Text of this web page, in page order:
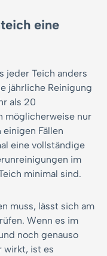
eine
jeder Teich anders
jährliche Reinigung
als 20
möglicherweise nur
Fällen
eine vollständige
im
minimal sind.
muss, lässt sich am
Wenn es im
noch genauso
wirkt, ist es